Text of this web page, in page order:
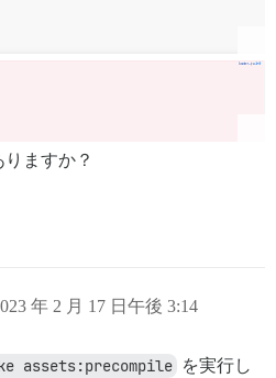
ますか？
年 2 月 17 日午後 3:14
assets:precompile を実行し